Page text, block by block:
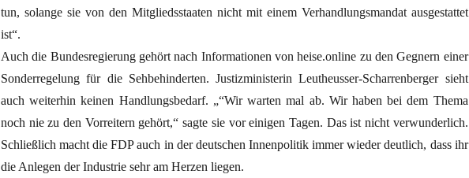
tun, solange sie von den Mitgliedsstaaten nicht mit einem Verhandlungsmandat ausgestattet
ist“.
Auch die Bundesregierung gehört nach Informationen von heise.online zu den Gegnern einer
Sonderregelung für die Sehbehinderten. Justizministerin Leutheusser-Scharrenberger sieht
auch weiterhin keinen Handlungsbedarf. „“Wir warten mal ab. Wir haben bei dem Thema
noch nie zu den Vorreitern gehört,“ sagte sie vor einigen Tagen. Das ist nicht verwunderlich.
Schließlich macht die FDP auch in der deutschen Innenpolitik immer wieder deutlich, dass ihr
die Anlegen der Industrie sehr am Herzen liegen.